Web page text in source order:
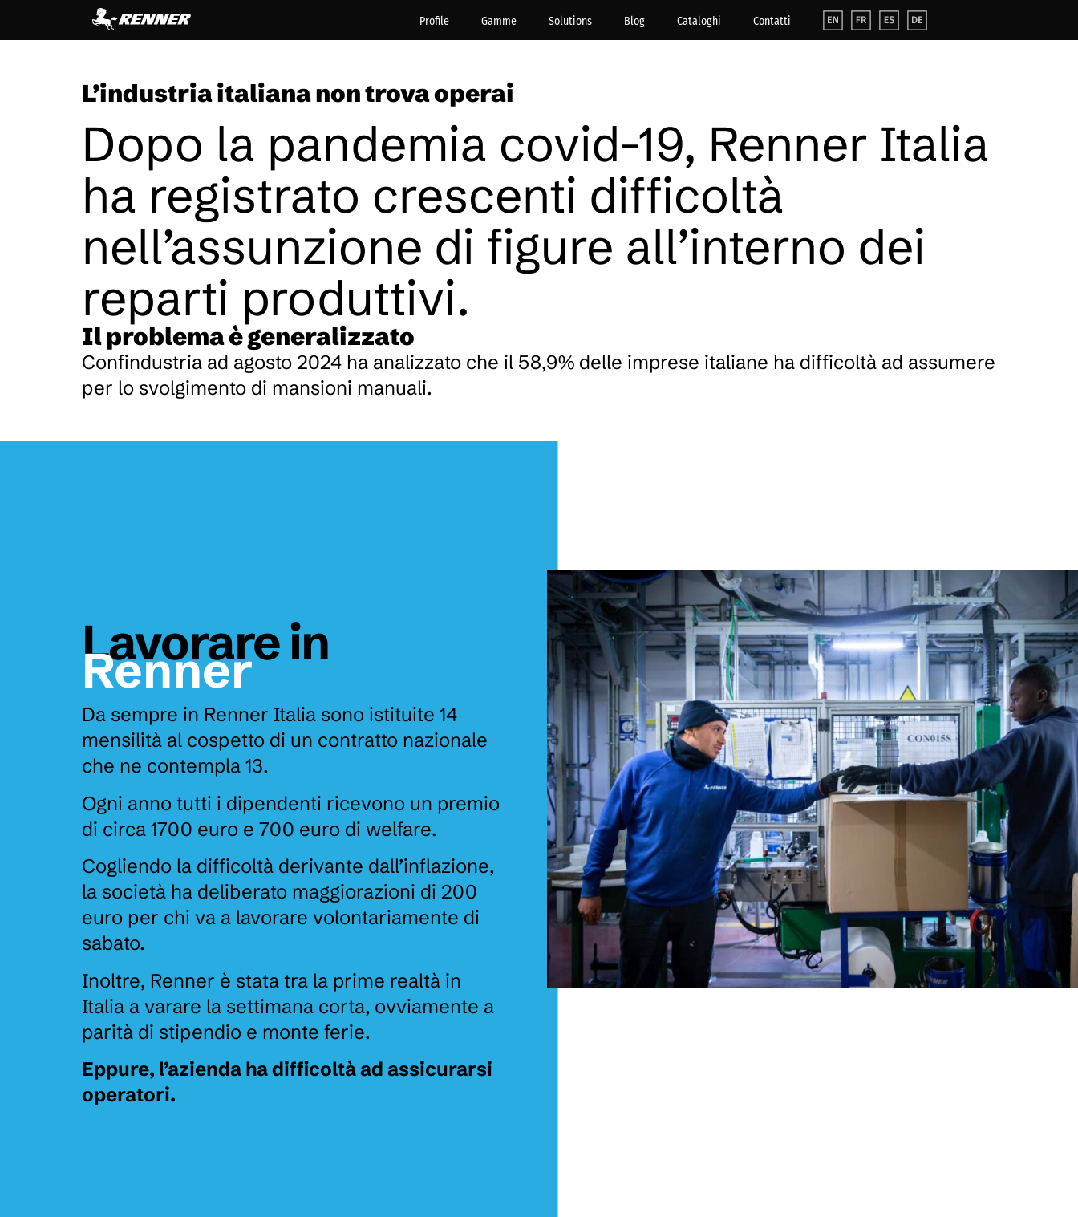
Profile Gamme Solutions Blog Cataloghi Contatti
L’industria italiana non trova operai
Dopo la pandemia covid-19, Renner Italia
ha registrato crescenti difficoltà
nell’assunzione di figure all’interno dei
reparti produttivi.
Il problema è generalizzato
Confindustria ad agosto 2024 ha analizzato che il 58,9% delle imprese italiane ha difficoltà ad assumere
per lo svolgimento di mansioni manuali.
Lavorare in
Renner
Da sempre in Renner Italia sono istituite 14
mensilità al cospetto di un contratto nazionale
che ne contempla 13.
Ogni anno tutti i dipendenti ricevono un premio
di circa 1700 euro e 700 euro di welfare.
Cogliendo la difficoltà derivante dall’inflazione,
la società ha deliberato maggiorazioni di 200
euro per chi va a lavorare volontariamente di
sabato.
Inoltre, Renner è stata tra la prime realtà in
Italia a varare la settimana corta, ovviamente a
parità di stipendio e monte ferie.
Eppure, l’azienda ha difficoltà ad assicurarsi
operatori.